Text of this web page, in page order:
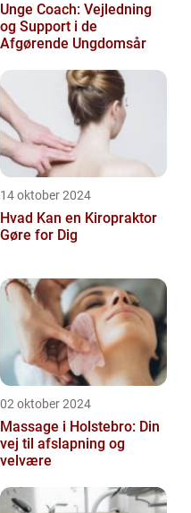
Unge Coach: Vejledning
og Support i de
Afgørende Ungdomsår
14 oktober 2024
Hvad Kan en Kiropraktor
Gøre for Dig
02 oktober 2024
Massage i Holstebro: Din
vej til afslapning og
velvære